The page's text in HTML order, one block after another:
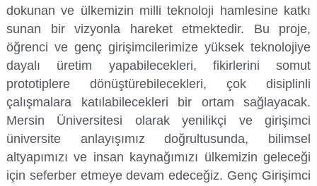
dokunan ve ülkemizin milli teknoloji hamlesine katkı
sunan bir vizyonla hareket etmektedir. Bu proje,
öğrenci ve genç girişimcilerimize yüksek teknolojiye
dayalı üretim yapabilecekleri, fikirlerini somut
prototiplere dönüştürebilecekleri, çok disiplinli
çalışmalara katılabilecekleri bir ortam sağlayacak.
Mersin Üniversitesi olarak yenilikçi ve girişimci
üniversite anlayışımız doğrultusunda, bilimsel
altyapımızı ve insan kaynağımızı ülkemizin geleceği
için seferber etmeye devam edeceğiz. Genç Girişimci
Kariyer Merkezi
Kilikia Arkeolojisi Araştırma Merkezi
Kozmetik Temizlik ve Kimyevi Ürünler Üretim Eğitim Uygulama ve Araştırma Merkezi
Nevit Kodallı Oda Müziği Uygulama ve Araştırma Merkezi
Nükleer Bilimler Uygulama ve Araştırma Merkezi